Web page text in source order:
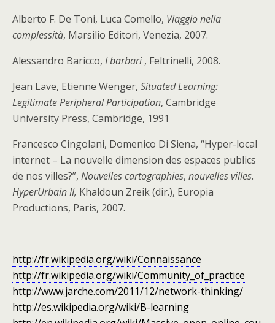
Alberto F. De Toni, Luca Comello, Viaggio nella
complessità, Marsilio Editori, Venezia, 2007.
Alessandro Baricco, I barbari, Feltrinelli, 2008.
Jean Lave, Etienne Wenger, Situated Learning:
Legitimate Peripheral Participation, Cambridge
University Press, Cambridge, 1991
Francesco Cingolani, Domenico Di Siena, “Hyper-local
internet – La nouvelle dimension des espaces publics
de nos villes?”, Nouvelles cartographies, nouvelles villes.
HyperUrbain II, Khaldoun Zreik (dir.), Europia
Productions, Paris, 2007.
http://fr.wikipedia.org/wiki/Connaissance
http://fr.wikipedia.org/wiki/Community_of_practice
http://www.jarche.com/2011/12/network-thinking/
http://es.wikipedia.org/wiki/B-learning